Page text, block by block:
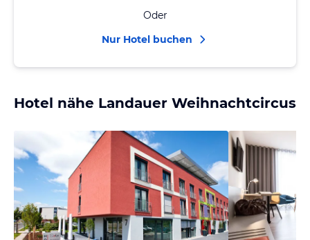
Oder
Nur Hotel buchen
Hotel nähe Landauer Weihnachtcircus